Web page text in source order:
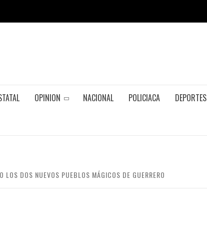
OPINION NACIONAL POLICIACA DEPORTES
LOS DOS NUEVOS PUEBLOS MÁGICOS DE GUERRERO